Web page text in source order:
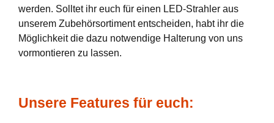
werden. Solltet ihr euch für einen LED-Strahler aus
unserem Zubehörsortiment entscheiden, habt ihr die
Möglichkeit die dazu notwendige Halterung von uns
vormontieren zu lassen.
Unsere Features für euch: